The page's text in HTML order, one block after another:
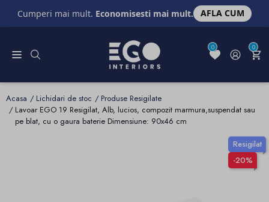
Cumperi mai mult. Economisesti mai mult. AFLA CUM
0 0
Acasa Lichidari de stoc
Produse Resigilate
Lavoar EGO 19 Resigilat, Alb, lucios, compozit marmura,suspendat sau
pe blat, cu o gaura baterie Dimensiune: 90x46 cm
Resigilat
-20%